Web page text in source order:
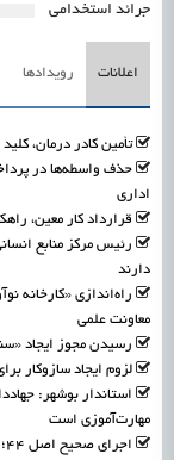
جرائد استخدامی
اعلانات رویدادها
تأمین کادر درمان، کلید راه‌اندازی
اداری
قرارداد کار معین،
رئیس مرکز منابع
دارند
راه‌اندازی «کارخانه
معاونت علمی
رسیدن مجوز ایجاد
لزوم ایجاد سازوکار
استاندار بوشهر:
مهارت‌آموزی است